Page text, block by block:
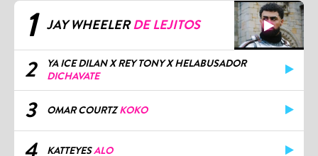
1 JAY WHEELERDE LEJITOS
2
YA ICE DILAN X REY TONY X HELABUSADOR
DICHAVATE
3 OMAR COURTZKOKO
KATTEYESALO